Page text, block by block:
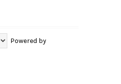
Powered by